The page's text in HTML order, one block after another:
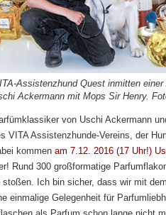
Assistenzhund Quest inmitten
Ackermann mit Mops Sir Henry.
von Uschi Ackermann
VITA Assistenzhunde-Vereins, der
kommen am 7.12. 2016 (17 Uhr!)
Rund 300 großformatige
Ich bin sicher, dass wir mit
einmalige Gelegenheit für